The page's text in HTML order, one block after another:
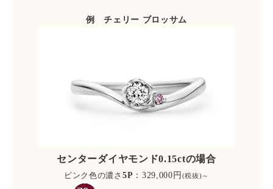
例 チェリー ブロッサム
センターダイヤモンド0.15ctの場合
ピンク色の濃さ 5P ：329,000円 (税抜)～